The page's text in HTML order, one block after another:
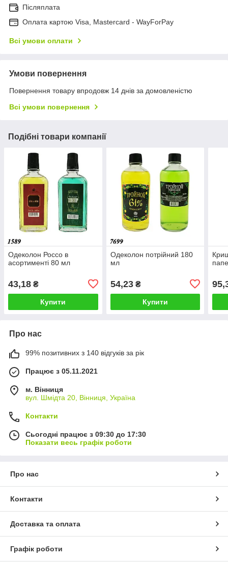
Післяплата
Оплата картою Visa, Mastercard - WayForPay
Всі умови оплати
Умови повернення
Повернення товару впродовж 14 днів за домовленістю
Всі умови повернення
Подібні товари компанії
Одеколон Россо в
асортименті 80 мл
43,18 ₴
Купити
Одеколон потрійний 180
мл
54,23₴
Купити
Про нас
99% позитивних з 140 відгуків за рік
Працює з 05.11.2021
м. Вінниця
вул. Шмідта 20, Вінниця, Україна
Контакти
Сьогодні працює з 09:30 до 17:30
Показати весь графік роботи
Про нас
Контакти
Доставка та оплата
Графік роботи